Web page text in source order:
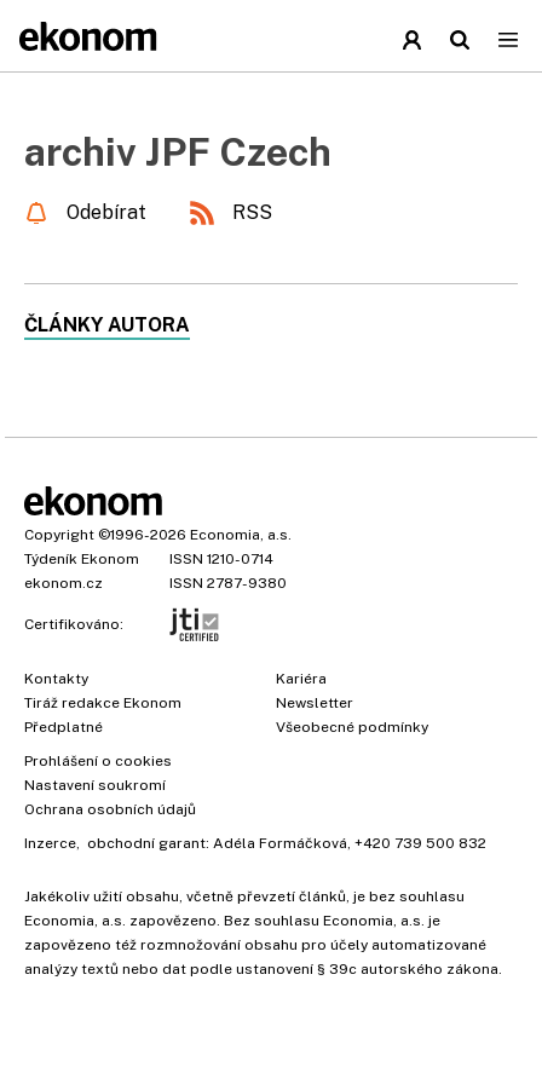
archiv JPF Czech
Odebírat RSS
ČLÁNKY AUTORA
Copyright ©1996-2026 Economia, a.s.
Týdeník Ekonom
ISSN 1210-0714
ekonom.cz
ISSN 2787-9380
Certifikováno:
Kontakty
Tiráž redakce Ekonom
Předplatné
Kariéra
Newsletter
Všeobecné podmínky
Prohlášení o cookies
Nastavení soukromí
Ochrana osobních údajů
Inzerce, obchodní garant: Adéla Formáčková, +420 739 500 832
Jakékoliv užití obsahu, včetně převzetí článků, je bez souhlasu
Economia, a.s. zapovězeno. Bez souhlasu Economia, a.s. je
zapovězeno též rozmnožování obsahu pro účely automatizované
analýzy textů nebo dat podle ustanovení § 39c autorského zákona.